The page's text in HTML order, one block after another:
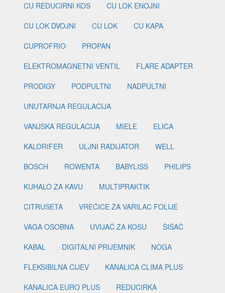
CU REDUCIRNI KOS
CU LOK ENOJNI
CU LOK DVOJNI
CU LOK
CU KAPA
CUPROFRIO
PROPAN
ELEKTROMAGNETNI VENTIL
FLARE ADAPTER
PRODIGY
PODPULTNI
NADPULTNI
UNUTARNJA REGULACIJA
VANJSKA REGULACIJA
MIELE
ELICA
KALORIFER
ULJNI RADIJATOR
WELL
BOSCH
ROWENTA BABYLISS
PHILIPS
KUHALO ZA KAVU
MULTIPRAKTIK
CITRUSETA
VREĆICE ZA VARILAC FOLIJE
VAGA OSOBNA
UVIJAČ ZA KOSU
ŠIŠAČ
KABAL
DIGITALNI PRIJEMNIK
NOGA
FLEKSIBILNA CIJEV
KANALICA CLIMA PLUS
KANALICA EURO PLUS
REDUCIRKA